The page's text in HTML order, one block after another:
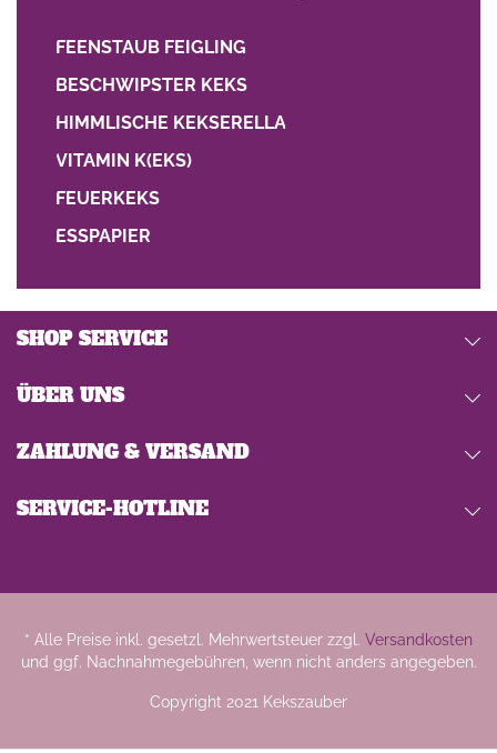
FEENSTAUB FEIGLING
BESCHWIPSTER KEKS
HIMMLISCHE KEKSERELLA
VITAMIN K(EKS)
FEUERKEKS
ESSPAPIER
SERVICE-HOTLINE
SHOP SERVICE
ÜBER UNS
ZAHLUNG & VERSAND
* Alle Preise inkl. gesetzl. Mehrwertsteuer zzgl. Versandkosten
und ggf. Nachnahmegebühren, wenn nicht anders angegeben.
Copyright 2021 Kekszauber